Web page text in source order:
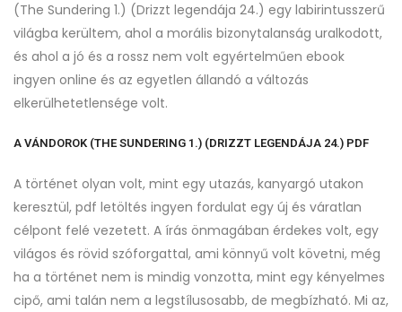
(The Sundering 1.) (Drizzt legendája 24.) egy labirintusszerű
világba kerültem, ahol a morális bizonytalanság uralkodott,
és ahol a jó és a rossz nem volt egyértelműen ebook
ingyen online és az egyetlen állandó a változás
elkerülhetetlensége volt.
A ​VÁNDOROK (THE SUNDERING 1.) (DRIZZT LEGENDÁJA 24.) PDF
A történet olyan volt, mint egy utazás, kanyargó utakon
keresztül, pdf letöltés ingyen fordulat egy új és váratlan
célpont felé vezetett. A írás önmagában érdekes volt, egy
világos és rövid szóforgattal, ami könnyű volt követni, még
ha a történet nem is mindig vonzotta, mint egy kényelmes
cipő, ami talán nem a legstílusosabb, de megbízható. Mi az,